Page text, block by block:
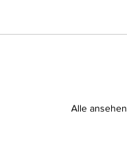
Alle ansehen